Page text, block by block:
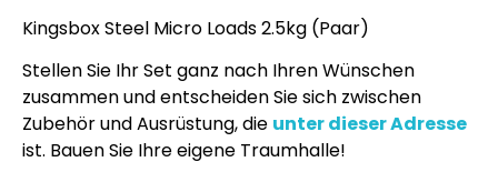
Kingsbox Steel Micro Loads 2.5kg (Paar)
Stellen Sie Ihr Set ganz nach Ihren Wünschen
zusammen und entscheiden Sie sich zwischen
Zubehör und Ausrüstung, die unter dieser Adresse
ist. Bauen Sie Ihre eigene Traumhalle!